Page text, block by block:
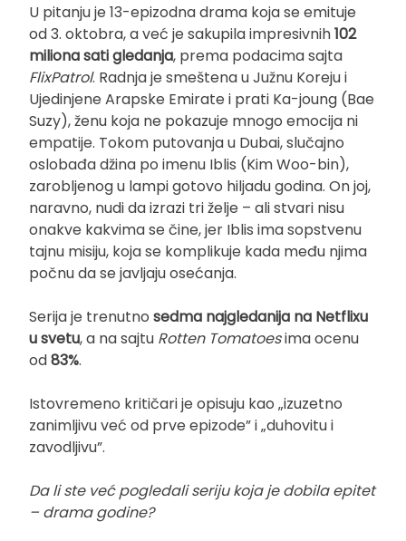
U pitanju je 13-epizodna drama koja se emituje
od 3. oktobra, a već je sakupila impresivnih102
miliona sati gledanja, prema podacima sajta
FlixPatrol. Radnja je smeštena u Južnu Koreju i
Ujedinjene Arapske Emirate i prati Ka-joung (Bae
Suzy), ženu koja ne pokazuje mnogo emocija ni
empatije. Tokom putovanja u Dubai, slučajno
oslobađa džina po imenu Iblis (Kim Woo-bin),
zarobljenog u lampi gotovo hiljadu godina. On joj,
naravno, nudi da izrazi tri želje – ali stvari nisu
onakve kakvima se čine, jer Iblis ima sopstvenu
tajnu misiju, koja se komplikuje kada među njima
počnu da se javljaju osećanja.
Serija je trenutno sedma najgledanija na Netflixu
u svetu, a na sajtu Rotten Tomatoesima ocenu
od83%.
Istovremeno kritičari je opisuju kao „izuzetno
zanimljivu već od prve epizode” i „duhovitu i
zavodljivu”.
Da li ste već pogledali seriju koja je dobila epitet
– drama godine?